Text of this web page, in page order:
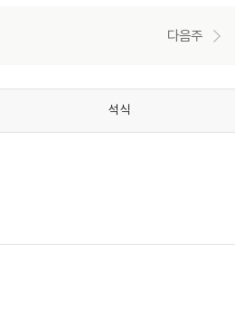
다음주
석식